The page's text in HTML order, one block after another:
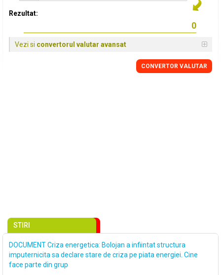
Rezultat:
Vezi si convertorul valutar avansat
CONVERTOR VALUTAR
STIRI
DOCUMENT Criza energetica: Bolojan a infiintat structura
imputernicita sa declare stare de criza pe piata energiei. Cine
face parte din grup